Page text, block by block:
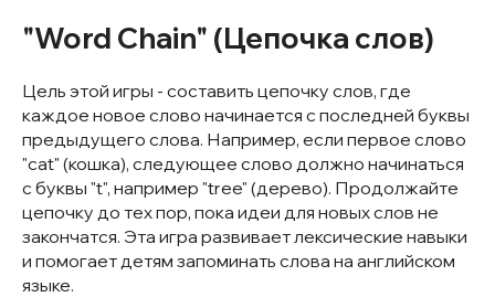
"Word Chain" (Цепочка слов)
Цель этой игры - составить цепочку слов, где
каждое новое слово начинается с последней буквы
предыдущего слова. Например, если первое слово
"cat" (кошка), следующее слово должно начинаться
с буквы "t", например "tree" (дерево). Продолжайте
цепочку до тех пор, пока идеи для новых слов не
закончатся. Эта игра развивает лексические навыки
и помогает детям запоминать слова на английском
языке.